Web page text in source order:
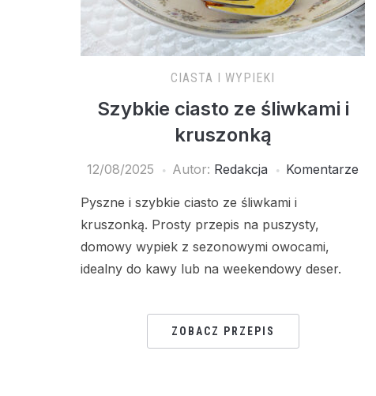
CIASTA I WYPIEKI
Szybkie ciasto ze śliwkami i
kruszonką
12/08/2025 Autor: Redakcja Komentarze
Pyszne i szybkie ciasto ze śliwkami i
kruszonką. Prosty przepis na puszysty,
domowy wypiek z sezonowymi owocami,
idealny do kawy lub na weekendowy deser.
ZOBACZ PRZEPIS